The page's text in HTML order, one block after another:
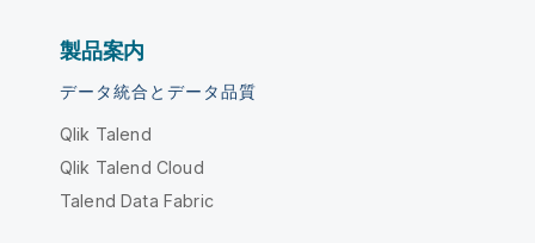
製品案内
データ統合とデータ品質
Qlik Talend
Qlik Talend Cloud
Talend Data Fabric